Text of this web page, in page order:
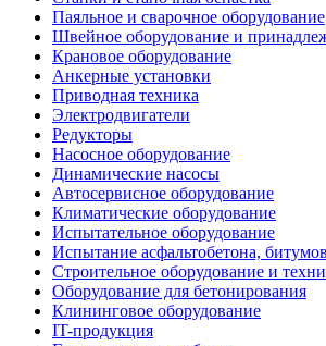
Паяльное и сварочное оборудование
Швейное оборудование и
Крановое оборудование
Анкерные установки
Приводная техника
Электродвигатели
Редукторы
Насосное оборудование
Динамические насосы
Автосервисное оборудование
Климатические оборудование
Испытательное оборудование
Испытание асфальтобетона,
Строительное оборудование и
Оборудование для бетонирования
Клининговое оборудование
IT-продукция